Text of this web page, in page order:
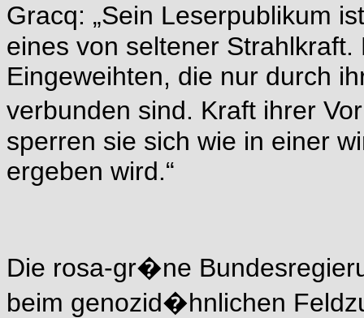
Gracq: „Sein
eines von seltener
Eingeweihten, die nur durch
verbunden sind. Kraft ihrer
sperren sie sich wie in einer
ergeben wird.“
Die rosa-gr�ne
beim genozid�hnlichen